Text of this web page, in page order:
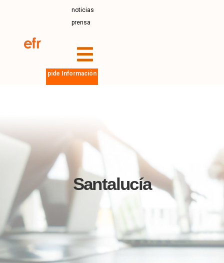
noticias
prensa
pide Información
Santalucía